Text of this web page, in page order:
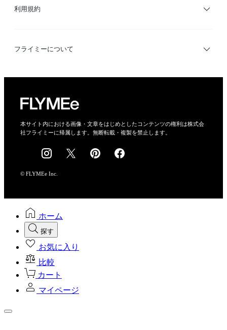
利用規約
利用規約
フライミーについて
会社概要
採用情報
本サイト内における画像・文章をはじめとしたコンテンツの権利は株式会
社フライミーに帰属します。無断転載・複製を禁止します。
© FLYMEe Inc.
ホーム
探す
お気に入り
比較
カート
マイページ